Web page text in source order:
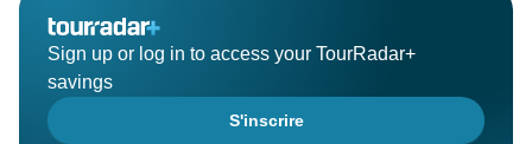
Sign up or log in to access your TourRadar+
savings
S'inscrire